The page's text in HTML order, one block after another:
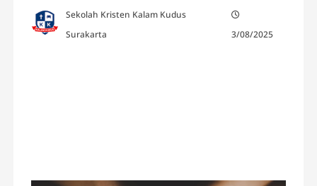
Sekolah Kristen Kalam Kudus
Surakarta
3/08/2025